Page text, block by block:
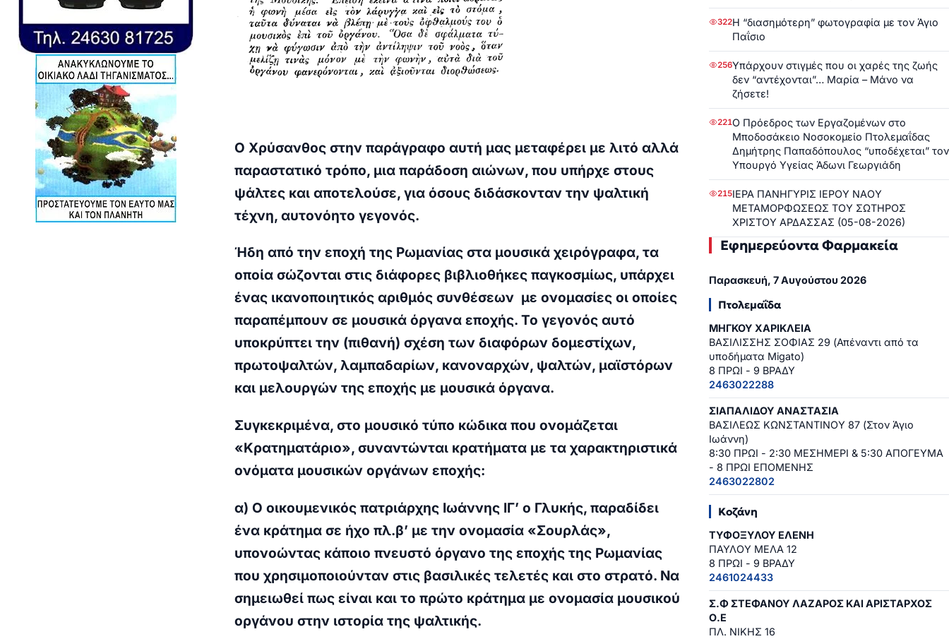
Ο Χρύσανθος στην παράγραφο αυτή μας μεταφέρει με λιτό αλλά
παραστατικό τρόπο, μια παράδοση αιώνων, που υπήρχε στους
ψάλτες και αποτελούσε, για όσους διδάσκονταν την ψαλτική
τέχνη, αυτονόητο γεγονός.
Ήδη από την εποχή της Ρωμανίας στα μουσικά χειρόγραφα, τα
οποία σώζονται στις διάφορες βιβλιοθήκες παγκοσμίως, υπάρχει
ένας ικανοποιητικός αριθμός συνθέσεων με ονομασίες οι οποίες
παραπέμπουν σε μουσικά όργανα εποχής. Το γεγονός αυτό
υποκρύπτει την (πιθανή) σχέση των διαφόρων δομεστίχων,
πρωτοψαλτών, λαμπαδαρίων, κανοναρχών, ψαλτών, μαϊστόρων
και μελουργών της εποχής με μουσικά όργανα.
Συγκεκριμένα, στο μουσικό τύπο κώδικα που ονομάζεται
«Κρατηματάριο», συναντώνται κρατήματα με τα χαρακτηριστικά
ονόματα μουσικών οργάνων εποχής:
α) Ο οικουμενικός πατριάρχης Ιωάννης ΙΓ’ ο Γλυκής, παραδίδει
ένα κράτημα σε ήχο πλ.β’ με την ονομασία «Σουρλάς»,
υπονοώντας κάποιο πνευστό όργανο της εποχής της Ρωμανίας
που χρησιμοποιούνταν στις βασιλικές τελετές και στο στρατό. Να
σημειωθεί πως είναι και το πρώτο κράτημα με ονομασία μουσικού
οργάνου στην ιστορία της ψαλτικής.
322Η “διασημότερη” φωτογραφία με τον Άγιο
Παΐσιο
256Υπάρχουν στιγμές που οι χαρές της ζωής
δεν “αντέχονται”… Μαρία – Μάνο να
ζήσετε!
221Ο Πρόεδρος των Εργαζομένων στο
Μποδοσάκειο Νοσοκομείο Πτολεμαΐδας
Δημήτρης Παπαδόπουλος “υποδέχεται” τον
Υπουργό Υγείας Άδωνι Γεωργιάδη
215ΙΕΡΑ ΠΑΝΗΓΥΡΙΣ ΙΕΡΟΥ ΝΑΟΥ
ΜΕΤΑΜΟΡΦΩΣΕΩΣ ΤΟΥ ΣΩΤΗΡΟΣ
ΧΡΙΣΤΟΥ ΑΡΔΑΣΣΑΣ (05-08-2026)
Εφημερεύοντα Φαρμακεία
Παρασκευή, 7 Αυγούστου 2026
Πτολεμαΐδα
ΜΗΓΚΟΥ ΧΑΡΙΚΛΕΙΑ
ΒΑΣΙΛΙΣΣΗΣ ΣΟΦΙΑΣ 29 (Απέναντι από τα
υποδήματα Migato)
8 ΠΡΩΙ - 9 ΒΡΑΔΥ
2463022288
ΣΙΑΠΑΛΙΔΟΥ ΑΝΑΣΤΑΣΙΑ
ΒΑΣΙΛΕΩΣ ΚΩΝΣΤΑΝΤΙΝΟΥ 87 (Στον Άγιο
Ιωάννη)
8:30 ΠΡΩΙ - 2:30 ΜΕΣΗΜΕΡΙ & 5:30 ΑΠΟΓΕΥΜΑ
- 8 ΠΡΩΙ ΕΠΟΜΕΝΗΣ
2463022802
Κοζάνη
ΤΥΦΟΞΥΛΟΥ ΕΛΕΝΗ
ΠΑΥΛΟΥ ΜΕΛΑ 12
8 ΠΡΩΙ - 9 ΒΡΑΔΥ
2461024433
Σ.Φ ΣΤΕΦΑΝΟΥ ΛΑΖΑΡΟΣ ΚΑΙ ΑΡΙΣΤΑΡΧΟΣ
Ο.Ε
ΠΛ. ΝΙΚΗΣ 16